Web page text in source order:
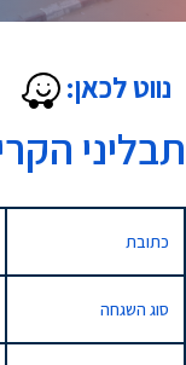
נווט לכאן:
תבליני
כתובת
סוג השגחה